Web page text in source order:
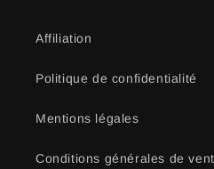
Affiliation
Politique de confidentialité
Mentions légales
Conditions générales de